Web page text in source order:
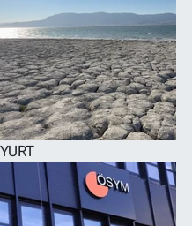
YURT